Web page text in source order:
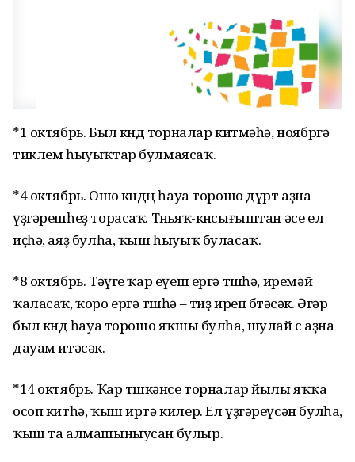
*1 октябрь. Был көндө торналар китмәһә, ноябргә
тиклем һыуыҡтар булмаясаҡ.
*4 октябрь. Ошо көндөң һауа торошо дүрт аҙна
үҙгәрешһеҙ торасаҡ. Төньяҡ-көнсығыштан әсе ел
иҫһә, аяҙ булһа, ҡыш һыуыҡ буласаҡ.
*8 октябрь. Тәүге ҡар еүеш ергә төшһә, иремәй
ҡаласаҡ, ҡоро ергә төшһә – тиҙ иреп бөтәсәк. Әгәр
был көндө һауа торошо яҡшы булһа, шулай өс аҙна
дауам итәсәк.
*14 октябрь. Ҡар төшкәнсе торналар йылы яҡҡа
осоп китһә, ҡыш иртә килер. Ел үҙгәреүсән булһа,
ҡыш та алмашыныусан булыр.